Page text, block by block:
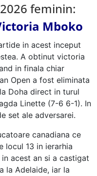
feminin:
Mboko
in acest inceput
A obtinut victoria
in finala chiar
Open a fost eliminata
Doha direct in turul
Linette (7-6 6-1). In
set ale adversarei.
canadiana ce
locul 13 in ierarhia
acest an si a castigat
la Adelaide, iar la